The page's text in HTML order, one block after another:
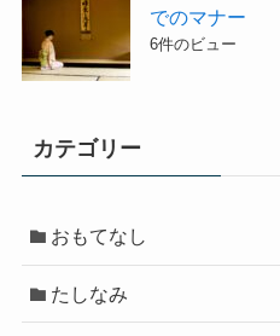
でのマナー
6件のビュー
カテゴリー
おもてなし
たしなみ